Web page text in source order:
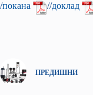
/покана //доклад
ПРЕДИШНИ